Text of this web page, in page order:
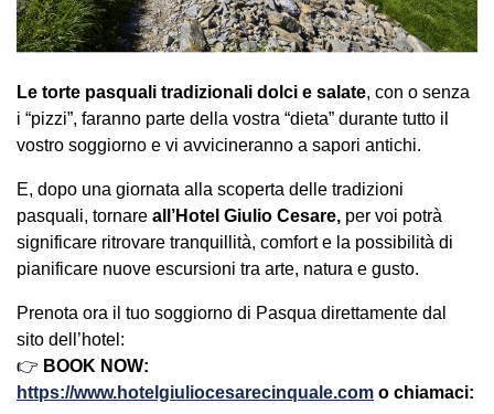
Le torte pasquali tradizionali dolci e salate, con o senza
i “pizzi”, faranno parte della vostra “dieta” durante tutto il
vostro soggiorno e vi avvicineranno a sapori antichi.
E, dopo una giornata alla scoperta delle tradizioni
pasquali, tornare all’Hotel Giulio Cesare, per voi potrà
significare ritrovare tranquillità, comfort e la possibilità di
pianificare nuove escursioni tra arte, natura e gusto.
Prenota ora il tuo soggiorno di Pasqua direttamente dal
sito dell’hotel:
👉 BOOK NOW:
https://www.hotelgiuliocesarecinquale.com o chiamaci: